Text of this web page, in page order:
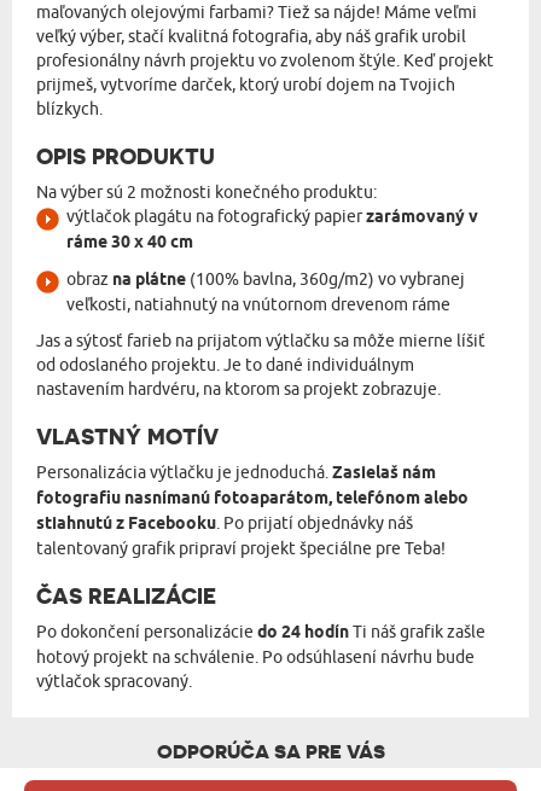
maľovaných olejovými farbami? Tiež sa nájde! Máme veľmi
veľký výber, stačí kvalitná fotografia, aby náš grafik urobil
profesionálny návrh projektu vo zvolenom štýle. Keď projekt
prijmeš, vytvoríme darček, ktorý urobí dojem na Tvojich
blízkych.
OPIS PRODUKTU
Na výber sú 2 možnosti konečného produktu:
výtlačok plagátu na fotografický papierzarámovaný v
ráme 30 x 40 cm
obraz na plátne (100% bavlna, 360g/m2) vo vybranej
veľkosti, natiahnutý na vnútornom drevenom ráme
Jas a sýtosť farieb na prijatom výtlačku sa môže mierne líšiť
od odoslaného projektu. Je to dané individuálnym
nastavením hardvéru, na ktorom sa projekt zobrazuje.
VLASTNÝ MOTÍV
Personalizácia výtlačku je jednoduchá.Zasielaš nám
fotografiu nasnímanú fotoaparátom, telefónom alebo
stiahnutú z Facebooku. Po prijatí objednávky náš
talentovaný grafik pripraví projekt špeciálne pre Teba!
ČAS REALIZÁCIE
Po dokončení personalizácie do 24 hodínTi náš grafik zašle
hotový projekt na schválenie. Po odsúhlasení návrhu bude
výtlačok spracovaný.
ODPORÚČA SA PRE VÁS